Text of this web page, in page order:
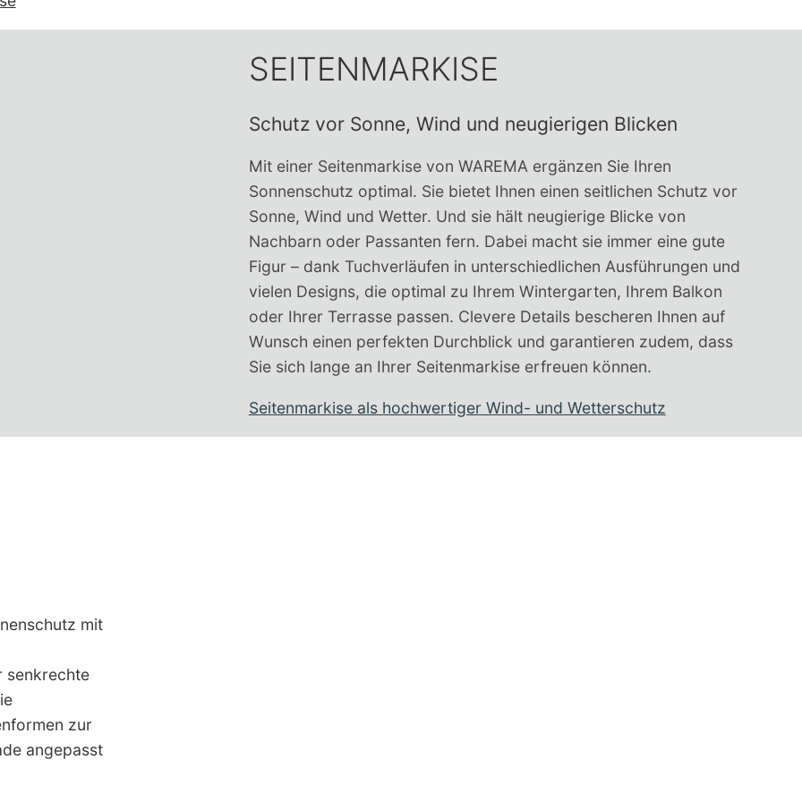
SEITENMARKISE
Schutz vor Sonne, Wind und neugierigen Blicken
Mit einer Seitenmarkise von WAREMA ergänzen Sie Ihren
Sonnenschutz optimal. Sie bietet Ihnen einen seitlichen Schutz vor
Sonne, Wind und Wetter. Und sie hält neugierige Blicke von
Nachbarn oder Passanten fern. Dabei macht sie immer eine gute
Figur – dank Tuchverläufen in unterschiedlichen Ausführungen und
vielen Designs, die optimal zu Ihrem Wintergarten, Ihrem Balkon
oder Ihrer Terrasse passen. Clevere Details bescheren Ihnen auf
Wunsch einen perfekten Durchblick und garantieren zudem, dass
Sie sich lange an Ihrer Seitenmarkise erfreuen können.
Seitenmarkise als hochwertiger Wind- und Wetterschutz
mit
senkrechte
zur
angepasst